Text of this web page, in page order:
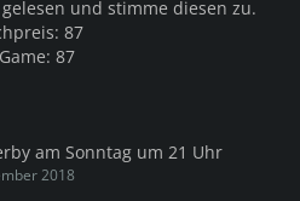
und stimme diesen zu.
87
87
am Sonntag um 21 Uhr
2018